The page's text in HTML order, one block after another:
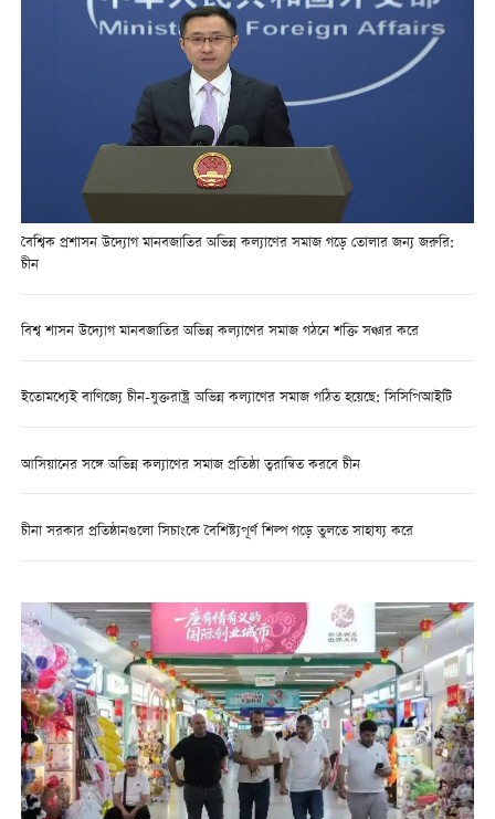
বৈশ্বিক প্রশাসন উদ্যোগ মানবজাতির অভিন্ন কল্যাণের সমাজ গড়ে তোলার জন্য জরুরি:
চীন
বিশ্ব শাসন উদ্যোগ মানবজাতির অভিন্ন কল্যাণের সমাজ গঠনে শক্তি সঞ্চার করে
ইতোমধ্যেই বাণিজ্যে চীন-যুক্তরাষ্ট্র অভিন্ন কল্যাণের সমাজ গঠিত হয়েছে: সিসিপিআইটি
আসিয়ানের সঙ্গে অভিন্ন কল্যাণের সমাজ প্রতিষ্ঠা ত্বরান্বিত করবে চীন
চীনা সরকার প্রতিষ্ঠানগুলো সিচাংকে বৈশিষ্ট্যপূর্ণ শিল্প গড়ে তুলতে সাহায্য করে